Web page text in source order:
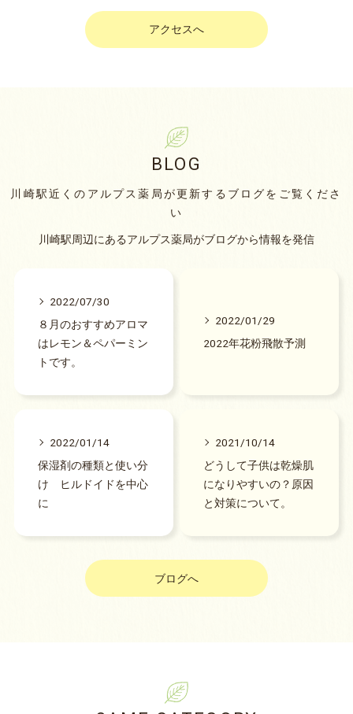
アクセスへ
川崎駅近くのアルプス薬局が更新するブログをご覧くださ
い
BLOG
川崎駅周辺にあるアルプス薬局がブログから情報を発信
2022/07/30
８月のおすすめアロマ
はレモン＆ペパーミン
トです。
2022/01/29
2022年花粉飛散予測
2022/01/14
保湿剤の種類と使い分
け ヒルドイドを中心
に
2021/10/14
どうして子供は乾燥肌
になりやすいの？原因
と対策について。
ブログへ